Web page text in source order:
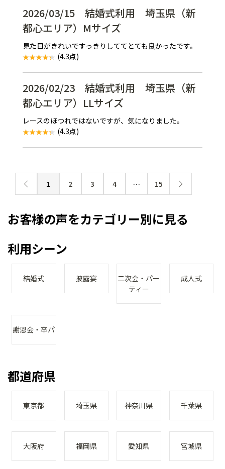
2026/03/15 結婚式利用 埼玉県（新
都心エリア）Mサイズ
見た目がきれいですっきりしててとても良かったです。
(4.3点)
2026/02/23 結婚式利用 埼玉県（新
都心エリア）LLサイズ
レースのほつれではないですが、気になりました。
(4.3点)
1 2 3 4 … 15
お客様の声をカテゴリー別に見る
利用シーン
結婚式 披露宴
二次会・パー
ティー
成人式
謝恩会・卒パ
都道府県
東京都 埼玉県 神奈川県 千葉県
大阪府 福岡県 愛知県 宮城県